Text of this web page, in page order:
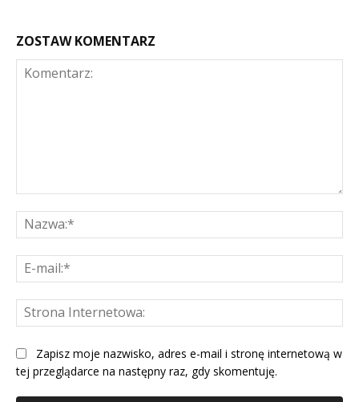
ZOSTAW KOMENTARZ
Zapisz moje nazwisko, adres e-mail i stronę internetową w
tej przeglądarce na następny raz, gdy skomentuję.